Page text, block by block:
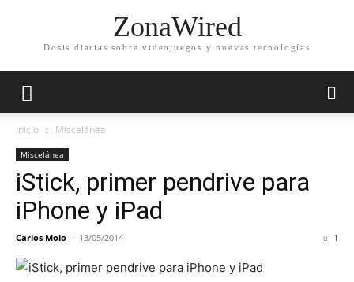
ZonaWired
Dosis diarias sobre videojuegos y nuevas tecnologías
Inicio Miscelánea
Miscelánea
iStick, primer pendrive para
iPhone y iPad
Carlos Moio - 13/05/2014 1